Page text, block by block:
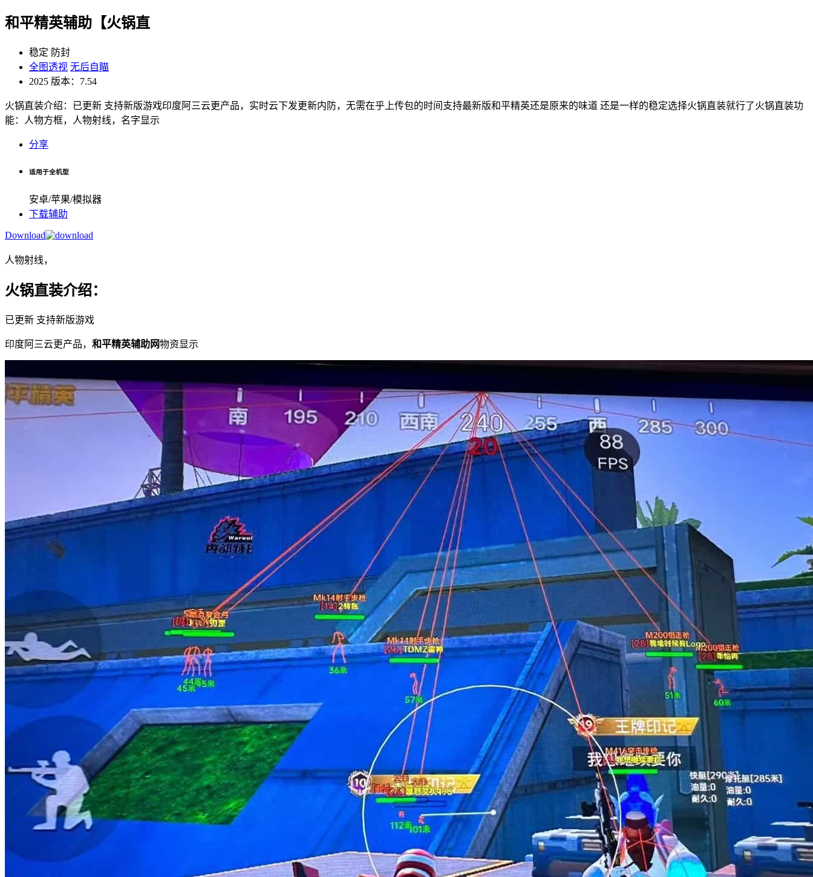
和平精英辅助【火锅直
稳定 防封
全图透视 无后自瞄
2025 版本：7.54
火锅直装介绍：已更新 支持新版游戏印度阿三云更产品，实时云下发更新内防，无需在乎上传包的时间支持最新版和平精英还是原来的味道 还是一样的稳定选择火锅直装就行了火锅直装功
能：人物方框，人物射线，名字显示
分享
适用于全机型
安卓/苹果/模拟器
下载辅助
Download
人物射线，
火锅直装介绍：
已更新 支持新版游戏
印度阿三云更产品， 和平精英辅助网物资显示